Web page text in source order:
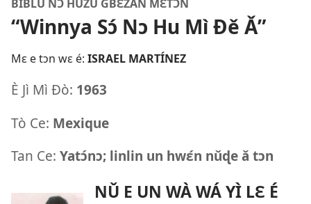
BIBLU NƆ HUZU GBƐZÁN MƐTƆN
“Winnya Sɔ́ Nɔ Hu Mì Ðě Ǎ”
Mɛ e tɔn wɛ é: ISRAEL MARTÍNEZ
È Jì Mì Ðò: 1963
Tò Ce: Mexique
Tan Ce: Yatɔ́nɔ; linlin un hwɛ́n nǔɖe ǎ tɔn
NǓ E UN WÀ WÁ YÌ LƐ É